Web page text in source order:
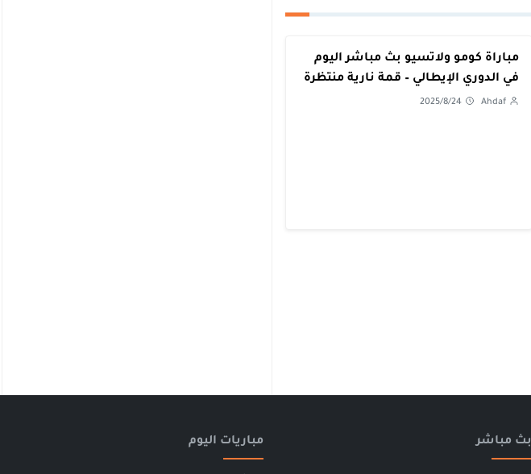
مباراة كومو ولاتسيو بث مباشر اليوم
في الدوري الإيطالي – قمة نارية منتظرة
Ahdaf
2025/8/24
بث مباشر مباريات اليوم